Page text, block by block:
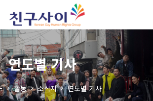
연도별 기사
활동 소식지 연도별 기사